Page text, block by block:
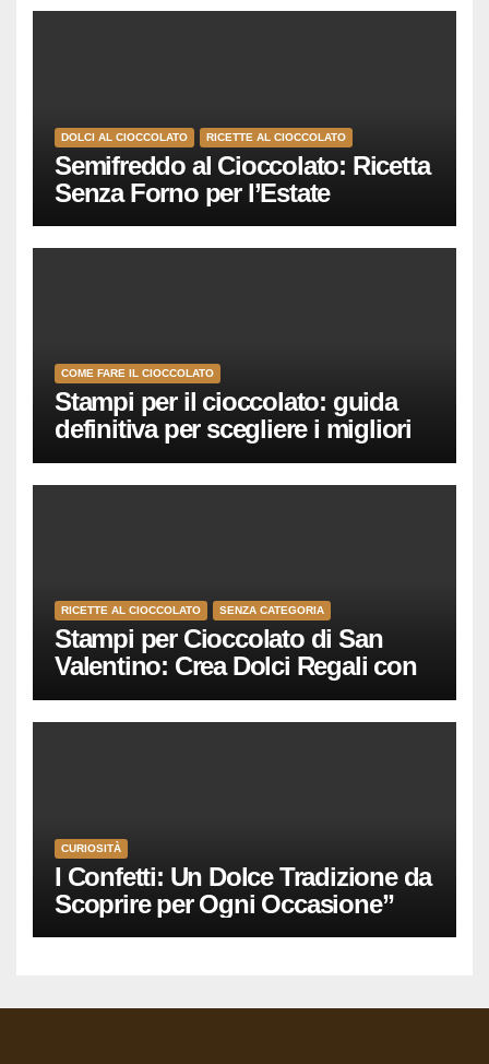
DOLCI AL CIOCCOLATO RICETTE AL CIOCCOLATO
Semifreddo al Cioccolato: Ricetta
Senza Forno per l’Estate
COME FARE IL CIOCCOLATO
Stampi per il cioccolato: guida
definitiva per scegliere i migliori
(policarbonato, silicone, cuori,
tavolette)
RICETTE AL CIOCCOLATO SENZA CATEGORIA
Stampi per Cioccolato di San
Valentino: Crea Dolci Regali con
Amore
CURIOSITÀ
I Confetti: Un Dolce Tradizione da
Scoprire per Ogni Occasione”